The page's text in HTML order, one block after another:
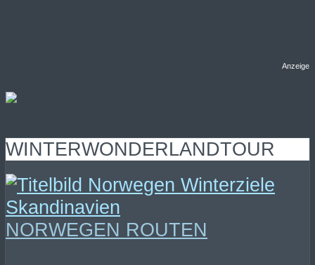
Anzeige
WINTERWONDERLANDTOUR
NORWEGEN ROUTEN